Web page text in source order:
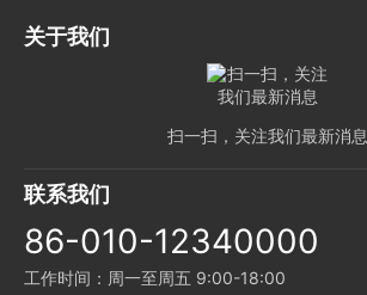
关于我们
扫一扫，关注我们最新消息
联系我们
86-010-12340000
工作时间：周一至周五 9:00-18:00